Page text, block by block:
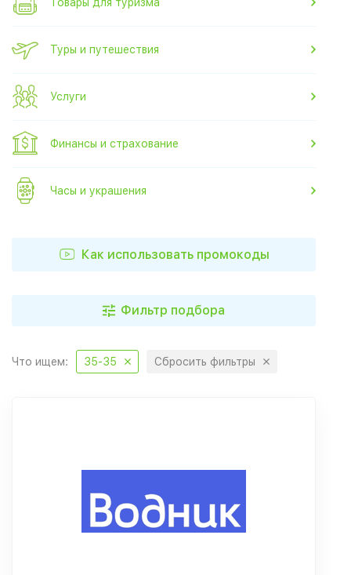
Туры и путешествия
Услуги
Финансы и страхование
Часы и украшения
Как использовать промокоды
Фильтр подбора
Что ищем: 35-35 Сбросить фильтры